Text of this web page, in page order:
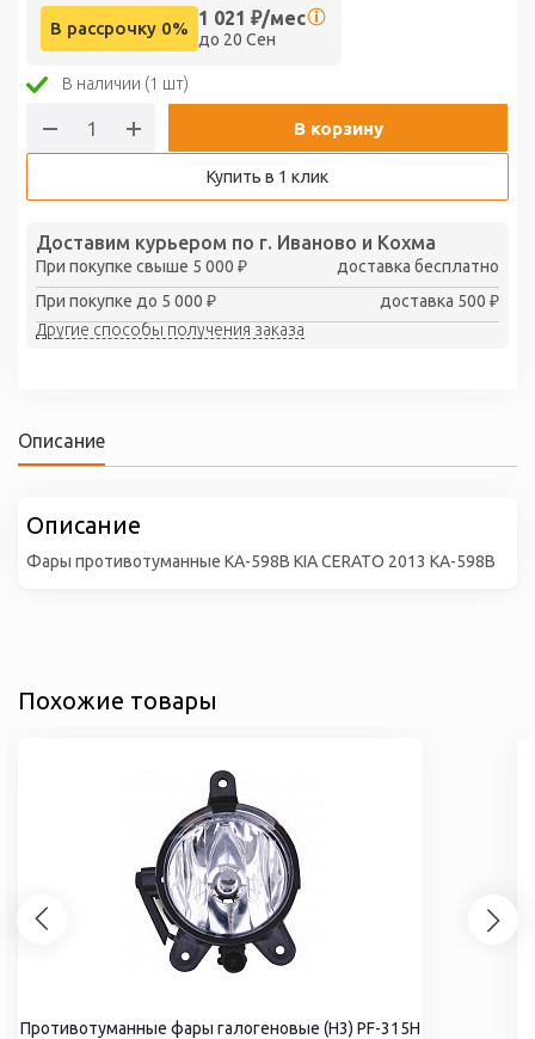
В рассрочку 0% 1 021 ₽/мес
до 20 Сен
В наличии (1 шт)
В корзину
Купить в 1 клик
Доставим курьером по г. Иваново и Кохма
При покупке свыше 5 000 ₽
доставка бесплатно
При покупке до 5 000 ₽
доставка 500 ₽
Другие способы получения заказа
Описание
Описание
Фары противотуманные KA-598B KIA CERATO 2013 KA-598B
Похожие товары
Противотуманные фары галогеновые (H3) PF-315H